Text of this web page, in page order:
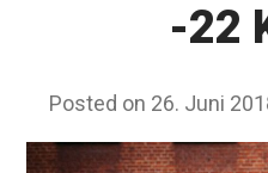
-22
Posted on 26. Juni